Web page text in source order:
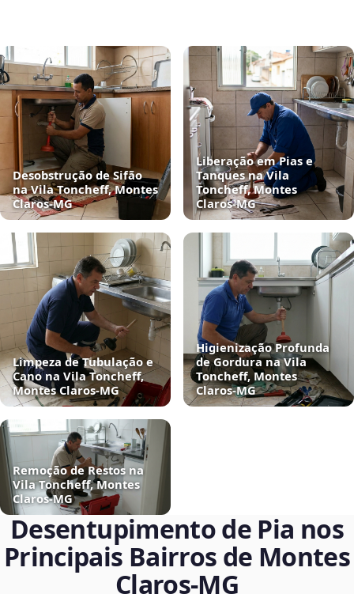
Desobstrução de Sifão
na Vila Toncheff, Montes
Claros‑MG
Liberação em Pias e
Tanques na Vila
Toncheff, Montes
Claros‑MG
Limpeza de Tubulação e
Cano na Vila Toncheff,
Montes Claros‑MG
Higienização Profunda
de Gordura na Vila
Toncheff, Montes
Claros‑MG
Remoção de Restos na
Vila Toncheff, Montes
Claros‑MG
Desentupimento de Pia nos
Principais Bairros de Montes
Claros‑MG